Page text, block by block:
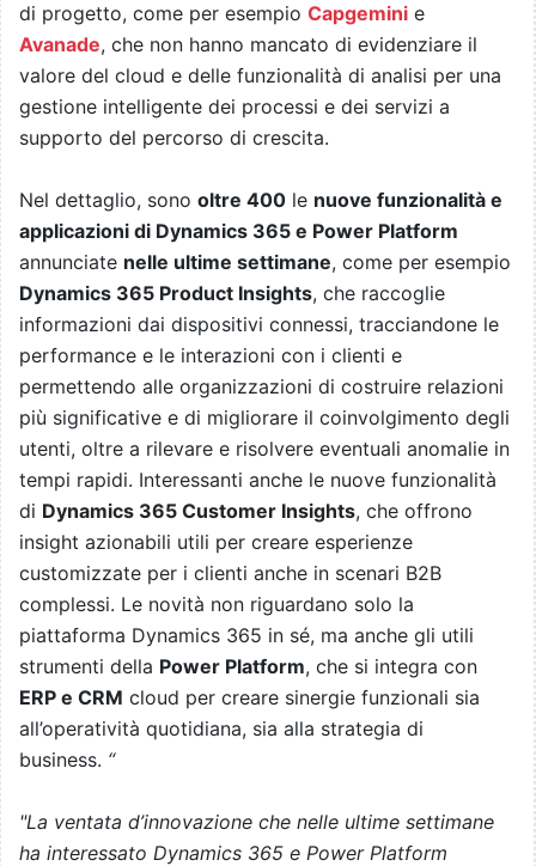
di progetto, come per esempio Capgemini e
Avanade, che non hanno mancato di evidenziare il
valore del cloud e delle funzionalità di analisi per una
gestione intelligente dei processi e dei servizi a
supporto del percorso di crescita.
Nel dettaglio, sono oltre 400 le nuove funzionalità e
applicazioni di Dynamics 365 e Power Platform
annunciate nelle ultime settimane, come per esempio
Dynamics 365 Product Insights, che raccoglie
informazioni dai dispositivi connessi, tracciandone le
performance e le interazioni con i clienti e
permettendo alle organizzazioni di costruire relazioni
più significative e di migliorare il coinvolgimento degli
utenti, oltre a rilevare e risolvere eventuali anomalie in
tempi rapidi. Interessanti anche le nuove funzionalità
di Dynamics 365 Customer Insights, che offrono
insight azionabili utili per creare esperienze
customizzate per i clienti anche in scenari B2B
complessi. Le novità non riguardano solo la
piattaforma Dynamics 365 in sé, ma anche gli utili
strumenti della Power Platform, che si integra con
ERP e CRM cloud per creare sinergie funzionali sia
all’operatività quotidiana, sia alla strategia di
business. “
"La ventata d’innovazione che nelle ultime settimane
ha interessato Dynamics 365 e Power Platform